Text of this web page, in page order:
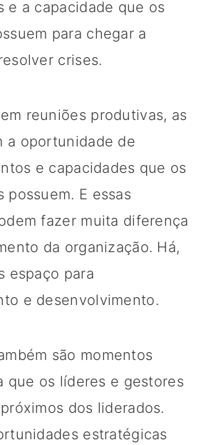
e a capacidade que os
para chegar a
crises.
reuniões produtivas, as
a oportunidade de
e capacidades que os
possuem. E essas
fazer muita diferença
da organização. Há,
espaço para
e desenvolvimento.
são momentos
que os líderes e gestores
dos liderados.
estratégicas